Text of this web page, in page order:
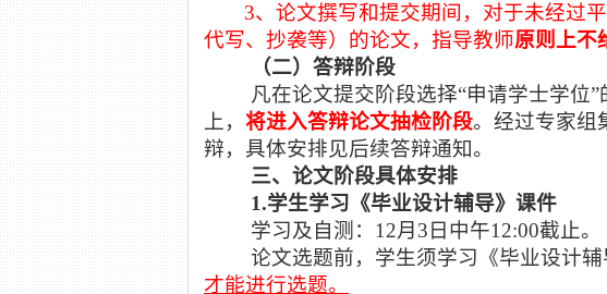
3、论文撰写和提交期间，对于未经过
代写、抄袭等）的论文，指导教师原则上不
（二）答辩阶段
凡在论文提交阶段选择“申请学士学位
上， 将进入答辩论文抽检阶段。经过专家组
辩，具体安排见后续答辩通知。
三、论文阶段具体安排
1.学生学习《毕业设计辅导》课件
学习及自测： 12月 3 日中午12:00截止。
论文选题前，学生须学习《毕业设计辅
才能进行选题。